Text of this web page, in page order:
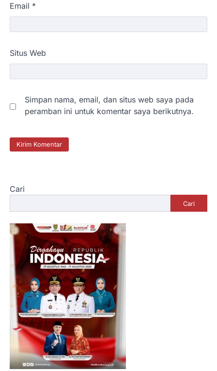
Email *
Situs Web
Simpan nama, email, dan situs web saya pada
peramban ini untuk komentar saya berikutnya.
Cari
Cari